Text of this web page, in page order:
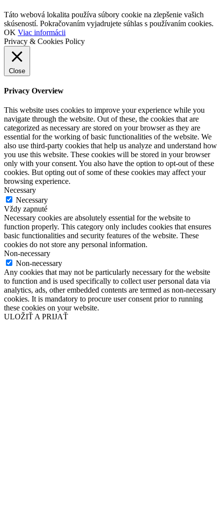
Táto webová lokalita používa súbory cookie na zlepšenie vašich
skúseností. Pokračovaním vyjadrujete súhlas s používaním cookies.
OK Viac informácii
Privacy & Cookies Policy
Close
Privacy Overview
This website uses cookies to improve your experience while you
navigate through the website. Out of these, the cookies that are
categorized as necessary are stored on your browser as they are
essential for the working of basic functionalities of the website. We
also use third-party cookies that help us analyze and understand how
you use this website. These cookies will be stored in your browser
only with your consent. You also have the option to opt-out of these
cookies. But opting out of some of these cookies may affect your
browsing experience.
Necessary
Necessary
Vždy zapnuté
Necessary cookies are absolutely essential for the website to
function properly. This category only includes cookies that ensures
basic functionalities and security features of the website. These
cookies do not store any personal information.
Non-necessary
Non-necessary
Any cookies that may not be particularly necessary for the website
to function and is used specifically to collect user personal data via
analytics, ads, other embedded contents are termed as non-necessary
cookies. It is mandatory to procure user consent prior to running
these cookies on your website.
ULOŽIŤ A PRIJAŤ